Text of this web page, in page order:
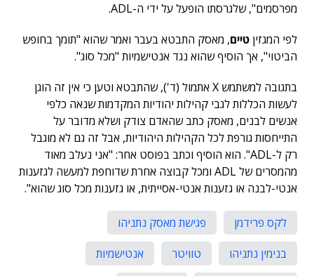
מפרסמים", שלגרסתו הופעל על ידי ה-ADL.
לפי המגזין טיים, מאסק התבטא בעבר ואמר שהוא "תומך בחופש
הביטוי", אך הוסיף שהוא נגד אנטישמיות "מכל סוג".
בתגובה למשתמש X אתמול (ד'), שהתבטא וטען כי אין זה הוגן
לעשות הכללות לגבי קהילות יהודיות המקדמות שנאה כלפי
אנשים לבנים, מאסק כתב שהאדם צודק ושלא מדובר על
התייחסות גורפת לכל הקהילות היהודיות, אבל זה גם לא מוגבל
רק ל-ADL". הוא הוסיף וכתב בפוסט אחר: "אני נעלב מאוד
מהמסרים של ADL ומכל קבוצה אחרת שדוחפת למעשה לגזענות
אנטי-לבנה או גזענות אנטי-אסייתית, או גזענות מכל סוג שהוא".
לקס פרידמן
פגישת מאסק נתניהו
בנימין נתניהו
טוויטר
אנטישמיות